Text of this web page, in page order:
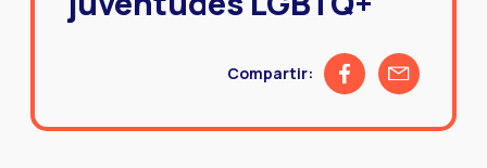
Compartir: Share on Facebook
Share by